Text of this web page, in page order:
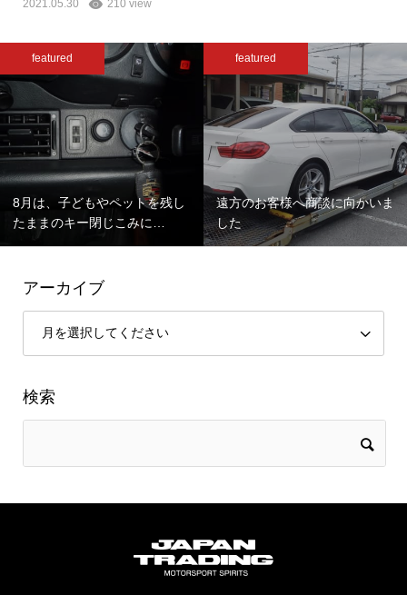
2021.05.30 210 view
featured
8月は、子どもやペットを残し
たままのキー閉じこみに…
featured
遠方のお客様へ商談に向かいま
した
アーカイブ
検索